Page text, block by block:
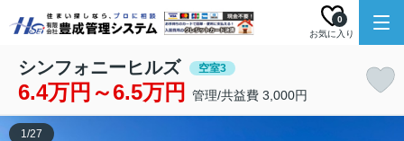
お気に入り
0
シンフォニーヒルズ 空室3
6.4万円～6.5万円 管理/共益費 3,000円
1/27